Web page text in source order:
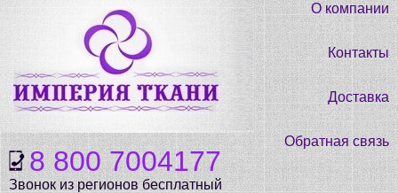
8 800 7004177
Звонок из регионов бесплатный
О компании
Контакты
Доставка
Обратная связь